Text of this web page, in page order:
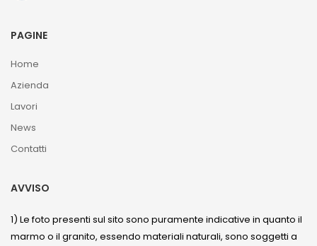
PAGINE
Home
Azienda
Lavori
News
Contatti
AVVISO
1) Le foto presenti sul sito sono puramente indicative in quanto il
marmo o il granito, essendo materiali naturali, sono soggetti a